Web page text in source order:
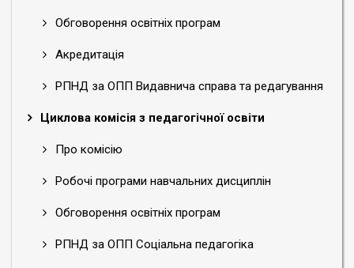
Обговорення освітніх програм
Акредитація
РПНД за ОПП Видавнича справа та редагування
Циклова комісія з педагогічної освіти
Про комісію
Робочі програми навчальних дисциплін
Обговорення освітніх програм
РПНД за ОПП Соціальна педагогіка